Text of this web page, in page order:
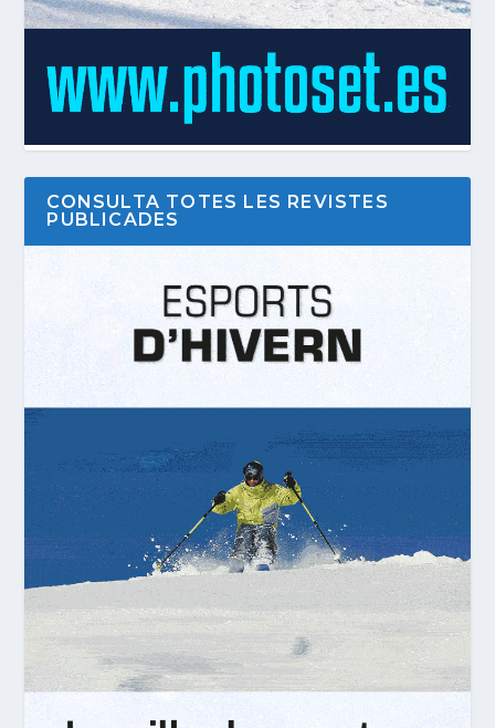
CONSULTA TOTES LES REVISTES
PUBLICADES